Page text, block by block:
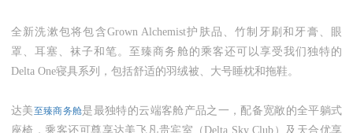
全新洗漱包将包含Grown Alchemist护肤品、竹制牙刷和牙膏、眼
罩、耳塞、袜子和笔。至臻商务舱的乘客还可以享受我们独特的
Delta One寝具系列，包括舒适的羽绒被、大号睡枕和拖鞋。
达美至臻商务舱是最独特的云端客舱产品之一，配备宽敞的全平躺式
座椅，乘客还可尊享达美飞凡贵宾室（Delta Sky Club）及天合优享